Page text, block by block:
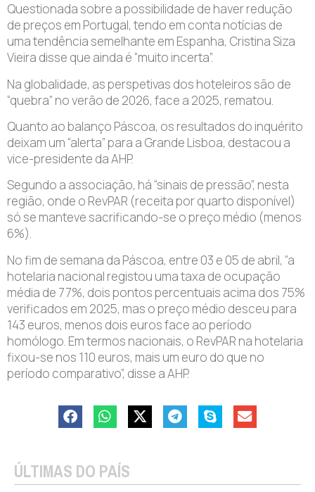
Questionada sobre a possibilidade de haver redução
de preços em Portugal, tendo em conta notícias de
uma tendência semelhante em Espanha, Cristina Siza
Vieira disse que ainda é “muito incerta”.
Na globalidade, as perspetivas dos hoteleiros são de
“quebra” no verão de 2026, face a 2025, rematou.
Quanto ao balanço Páscoa, os resultados do inquérito
deixam um “alerta” para a Grande Lisboa, destacou a
vice-presidente da AHP.
Segundo a associação, há “sinais de pressão”, nesta
região, onde o RevPAR (receita por quarto disponível)
só se manteve sacrificando-se o preço médio (menos
6%).
No fim de semana da Páscoa, entre 03 e 05 de abril, “a
hotelaria nacional registou uma taxa de ocupação
média de 77%, dois pontos percentuais acima dos 75%
verificados em 2025, mas o preço médio desceu para
143 euros, menos dois euros face ao período
homólogo. Em termos nacionais, o RevPAR na hotelaria
fixou-se nos 110 euros, mais um euro do que no
período comparativo”, disse a AHP.
ÚLTIMAS DO PAÍS